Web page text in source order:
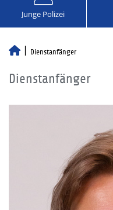
Junge Polizei
Dienstanfänger
Dienstanfänger